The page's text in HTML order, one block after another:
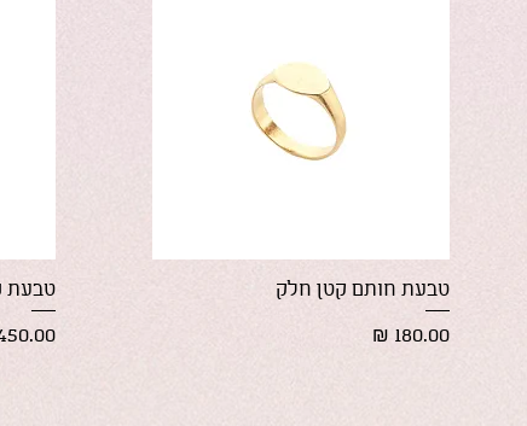
תצוגה מהירה
טבעת חותם קטן חלק
מחיר
טבעת
מחיר